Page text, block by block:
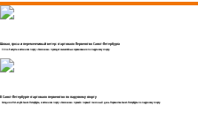
Шквал, гроза и переменчивый ветер: стартовало Первенство Санкт-Петербурга
С 4 по 9 августа в яхтенном порту «Смоленка» проходят масштабные соревнования по парусному спорту.
В Санкт-Петербурге стартовало первенство по парусному спорту
Сегодня в Яхт-клубе Санкт-Петербурга, в яхтенном порту «Смоленка» прошёл первый гоночный день Первенства Санкт-Петербурга по парусному спорту.